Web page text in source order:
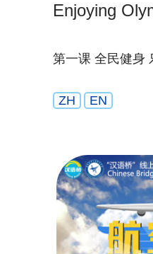
Enjoying
第一课 全民健身
ZH EN